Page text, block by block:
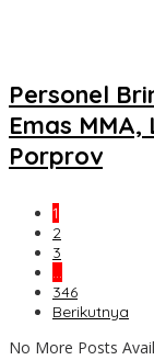
Personel
Emas
Porprov
1
2
3
…
346
Berikutnya
No More Posts